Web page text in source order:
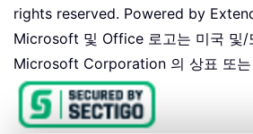
rights reserved. Powered by
Microsoft 및 Office 로고는 미국 및/
Microsoft Corporation 의 상표 또는